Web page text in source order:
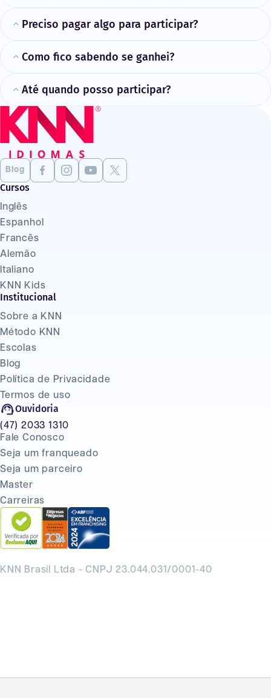
Preciso pagar algo para participar?
Como fico sabendo se ganhei?
Até quando posso participar?
Blog
KNN Brasil Ltda - CNPJ 23.044.031/0001-40
Cursos
Inglês
Espanhol
Francês
Alemão
Italiano
KNN Kids
Institucional
Sobre a KNN
Método KNN
Escolas
Blog
Política de Privacidade
Termos de uso
Ouvidoria
(47) 2033 1310
Fale Conosco
Seja um franqueado
Seja um parceiro
Master
Carreiras